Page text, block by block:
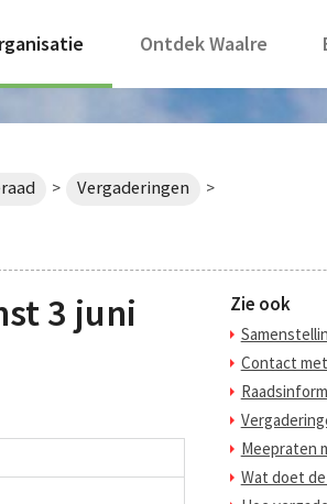
Ontdek Waalre
> Vergaderingen >
3 juni
Zie ook
Contact
Meepraten
Wat doet